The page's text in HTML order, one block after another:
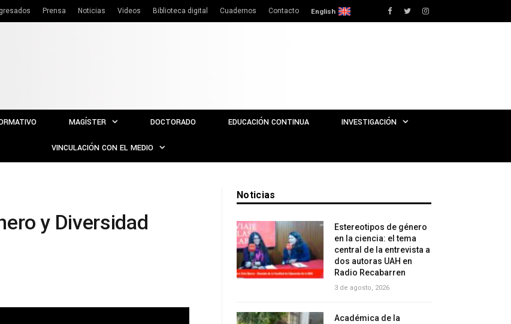
Prensa Noticias Videos Biblioteca digital Cuadernos Contacto English Facebook
TwitterInstagram
MAGÍSTER DOCTORADO EDUCACIÓN CONTINUA INVESTIGACIÓN
VINCULACIÓN CON EL MEDIO
y Diversidad
Noticias
Estereotipos de género
en la ciencia: el tema
central de la entrevista a
dos autoras UAH en
Radio Recabarren
3 de agosto, 2026
Académica de la